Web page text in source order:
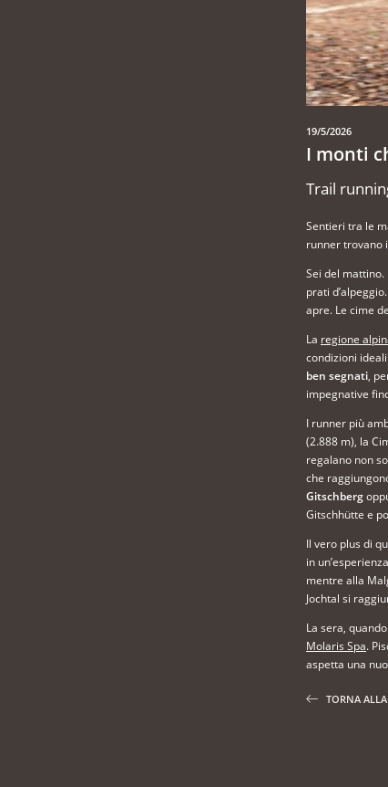
19/5/2026
I monti
Trail
Sentieri tra le
runner trovano
Sei del
prati
apre. Le cime
La regione
condizioni
ben segnati,
impegnative
I runner più
(2.888 m), la
regalano non
che
Gitschberg
Gitschhütte e
Il vero plus di
in
mentre alla
Jochtal si
La sera,
Molaris Spa.
aspetta una
TORNA